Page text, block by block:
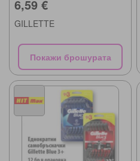
6,59 €
GILLETTE
Покажи брошурата